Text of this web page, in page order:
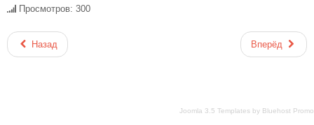
Joomla 3.5 Templates by Bluehost Promo
Просмотров: 300
Назад Вперёд